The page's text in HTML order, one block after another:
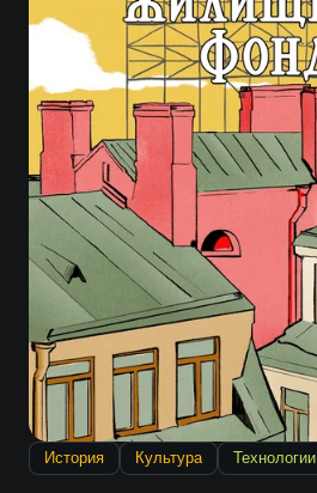
История Культура Технологии